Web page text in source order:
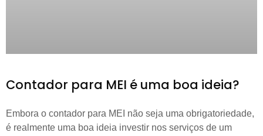
Contador para MEI é uma boa ideia?
Embora o contador para MEI não seja uma obrigatoriedade,
é realmente uma boa ideia investir nos serviços de um